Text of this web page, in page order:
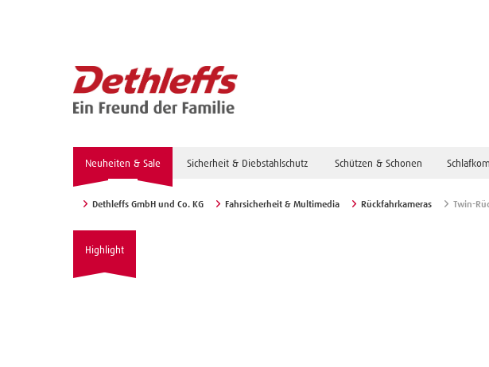
Neuheiten & Sale Sicherheit & Diebstahlschutz Schützen & Schonen
Dethleffs GmbH und Co. KG Fahrsicherheit & Multimedia Rückfahrkameras Twin-
Highlight